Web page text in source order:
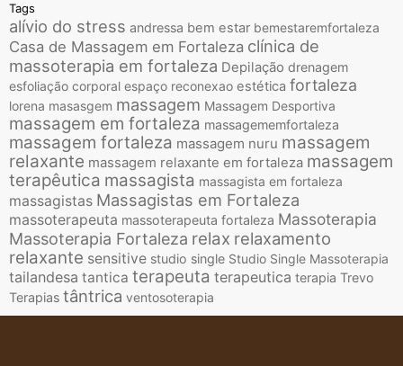
Tags
alívio do stress andressa bem estar bemestaremfortaleza
Casa de Massagem em Fortaleza clínica de
massoterapia em fortaleza Depilação drenagem
esfoliação corporal espaço reconexao estética fortaleza
lorena masasgem massagem Massagem Desportiva
massagem em fortaleza massagememfortaleza
massagem fortaleza massagem nuru massagem
relaxante massagem relaxante em fortaleza massagem
terapêutica massagista massagista em fortaleza
massagistas Massagistas em Fortaleza
massoterapeuta massoterapeuta fortaleza Massoterapia
Massoterapia Fortaleza relax relaxamento
relaxante sensitive studio single Studio Single Massoterapia
tailandesa tantica terapeuta terapeutica terapia Trevo
Terapias tântrica ventosoterapia